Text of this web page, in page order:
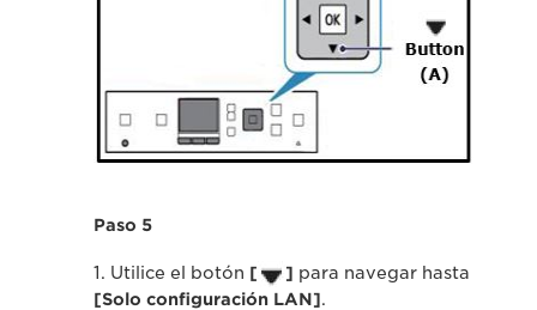
Paso 5
1. Utilice el botón [ ] para navegar hasta
[Solo configuración LAN].